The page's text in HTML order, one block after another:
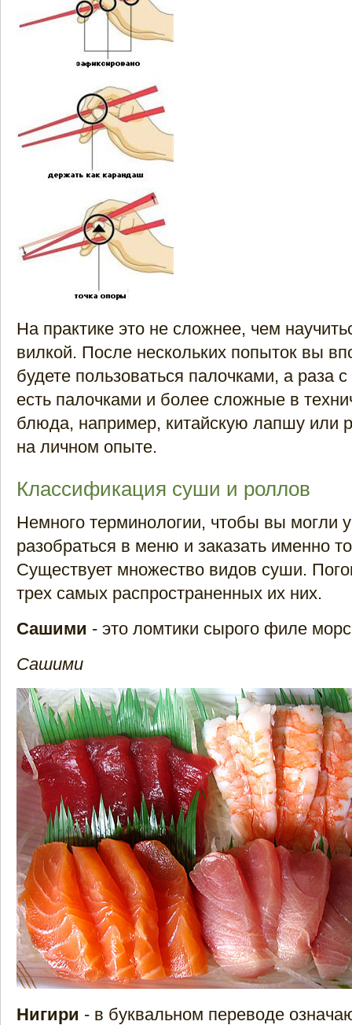
На практике это не сложнее, чем
вилкой. После нескольких попыток вы
будете пользоваться палочками, а раза
есть палочками и более сложные в
блюда, например, китайскую лапшу или
на личном опыте.
Классификация суши и роллов
Немного терминологии, чтобы вы могли
разобраться в меню и заказать именно
Существует множество видов суши.
трех самых распространенных их них.
Сашими - это ломтики сырого филе
Сашими
Нигири - в буквальном переводе